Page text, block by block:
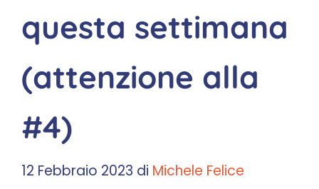
questa settimana
(attenzione alla
#4)
12 Febbraio 2023 di Michele Felice